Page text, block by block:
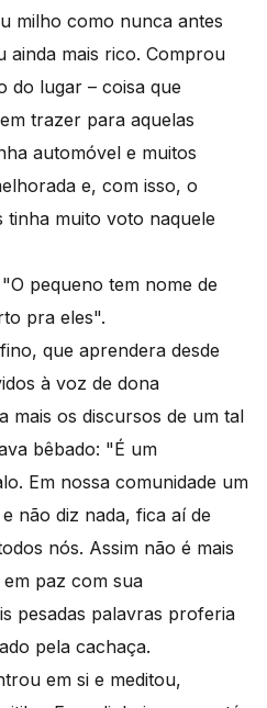
milho como nunca antes
ainda mais rico. Comprou
do lugar – coisa que
trazer para aquelas
automóvel e muitos
e, com isso, o
tinha muito voto naquele
pequeno tem nome de
pra eles".
que aprendera desde
à voz de dona
mais os discursos de um tal
bêbado: "É um
Em nossa comunidade um
não diz nada, fica aí de
nós. Assim não é mais
paz com sua
pesadas palavras proferia
pela cachaça.
em si e meditou,